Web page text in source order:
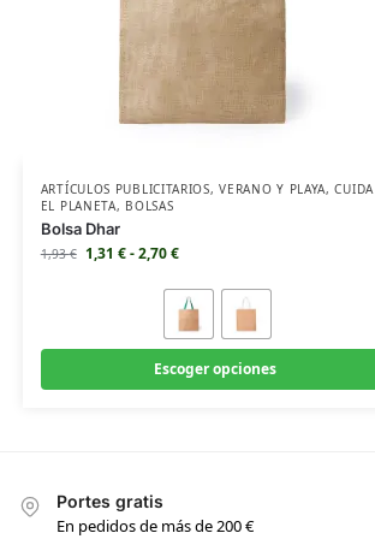
ARTÍCULOS PUBLICITARIOS,VERANO Y PLAYA,CUIDA
EL PLANETA, BOLSAS
Bolsa Dhar
1,93€ 1,31 €-2,70€
Escoger opciones
Portes gratis
En pedidos de más de 200 €